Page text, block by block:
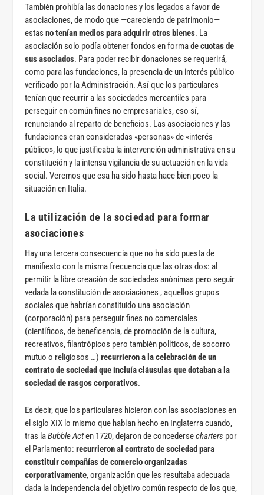
También prohibía las donaciones y los legados a favor de
asociaciones, de modo que —careciendo de patrimonio—
estasno tenían medios para adquirir otros bienes. La
asociación solo podía obtener fondos en forma decuotas de
sus asociados. Para poder recibir donaciones se requerirá,
como para las fundaciones, la presencia de un interés público
verificado por la Administración. Así que los particulares
tenían que recurrir a las sociedades mercantiles para
perseguir en común fines no empresariales, eso sí,
renunciando al reparto de beneficios. Las asociaciones y las
fundaciones eran consideradas «personas» de «interés
público», lo que justificaba la intervención administrativa en su
constitución y la intensa vigilancia de su actuación en la vida
social. Veremos que esa ha sido hasta hace bien poco la
situación en Italia.
La utilización de la sociedad para formar
asociaciones
Hay una tercera consecuencia que no ha sido puesta de
manifiesto con la misma frecuencia que las otras dos: al
permitir la libre creación de sociedades anónimas pero seguir
vedada la constitución de asociaciones , aquellos grupos
sociales que habrían constituido una asociación
(corporación) para perseguir fines no comerciales
(científicos, de beneficencia, de promoción de la cultura,
recreativos, filantrópicos pero también políticos, de socorro
mutuo o religiosos …)recurrieron a la celebración de un
contrato de sociedad que incluía cláusulas que dotaban a la
sociedad de rasgos corporativos.
Es decir, que los particulares hicieron con las asociaciones en
el siglo XIX lo mismo que habían hecho en Inglaterra cuando,
tras laBubble Acten 1720, dejaron de concedersecharters por
el Parlamento:recurrieron al contrato de sociedad para
constituir compañías de comercio organizadas
corporativamente, organización que les resultaba adecuada
dada la independencia del objetivo común respecto de los que,